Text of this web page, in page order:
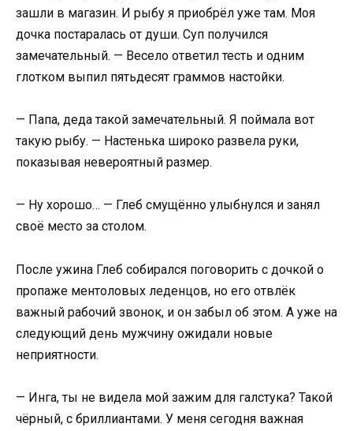
зашли в магазин. И рыбу я приобрёл уже там. Моя
дочка постаралась от души. Суп получился
замечательный. — Весело ответил тесть и одним
глотком выпил пятьдесят граммов настойки.
— Папа, деда такой замечательный. Я поймала вот
такую рыбу. — Настенька широко развела руки,
показывая невероятный размер.
— Ну хорошо… — Глеб смущённо улыбнулся и занял
своё место за столом.
После ужина Глеб собирался поговорить с дочкой о
пропаже ментоловых леденцов, но его отвлёк
важный рабочий звонок, и он забыл об этом. А уже на
следующий день мужчину ожидали новые
неприятности.
— Инга, ты не видела мой зажим для галстука? Такой
чёрный, с бриллиантами. У меня сегодня важная